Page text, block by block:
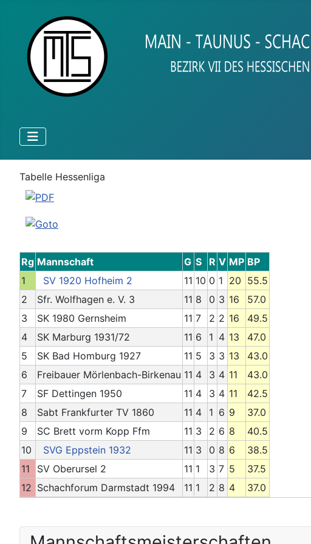
Tabelle Hessenliga
Rg Mannschaft G S R V MP BP
1
SV 1920 Hofheim 2 11 10 0 1 20 55.5
2
Sfr. Wolfhagen e. V. 3 11 8 0 3 16
57.0
3
SK 1980 Gernsheim 11 7 2 2 16
49.5
4
SK Marburg 1931/72 11 6 1 4 13
47.0
5
SK Bad Homburg 1927 11 5 3 3 13
43.0
6
Freibauer Mörlenbach-Birkenau 11 4 3 4 11
43.0
7
SF Dettingen 1950 11 4 3 4 11
42.5
8
Sabt Frankfurter TV 1860 11 4 1 6 9
37.0
9
SC Brett vorm Kopp Ffm 11 3 2 6 8
40.5
10
SVG Eppstein 1932 11 3 0 8 6
38.5
11
SV Oberursel 2 11 1 3 7 5
37.5
12 Schachforum Darmstadt 1994 11 1 2 8 4 37.0